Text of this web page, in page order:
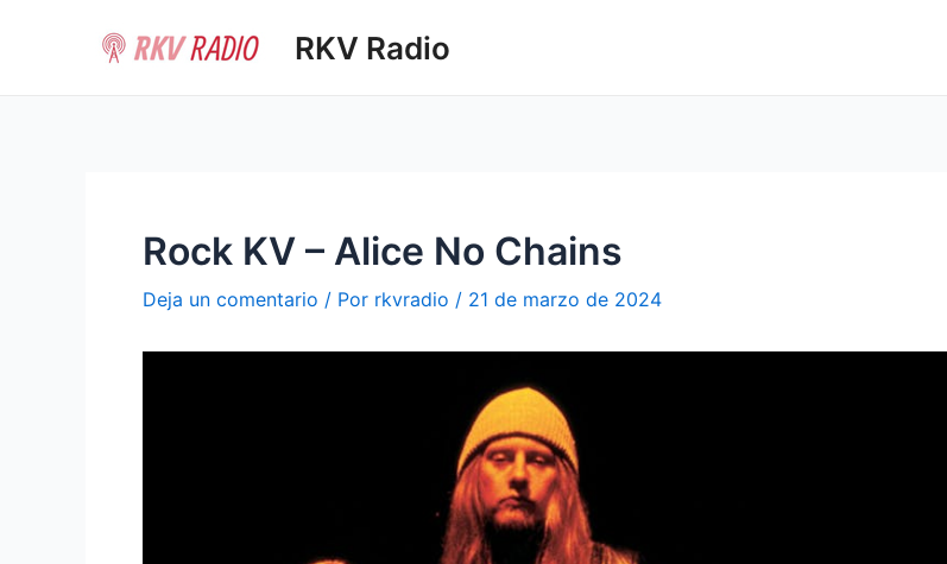
RKV Radio
Rock KV – Alice No Chains
Deja un comentario / Por rkvradio / 21 de marzo de 2024